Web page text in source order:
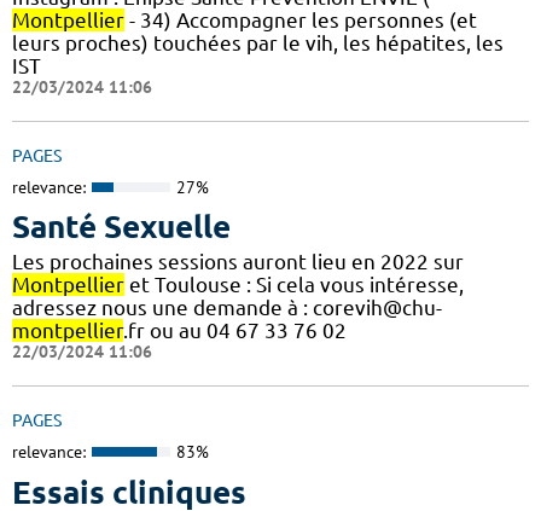
Montpellier - 34) Accompagner les personnes (et
leurs proches) touchées par le vih, les hépatites, les
IST
22/03/2024 11:06
PAGES
relevance: 27%
Santé Sexuelle
Les prochaines sessions auront lieu en 2022 sur
Montpellier et Toulouse : Si cela vous intéresse,
adressez nous une demande à : corevih@chu-
montpellier.fr ou au 04 67 33 76 02
22/03/2024 11:06
PAGES
relevance: 83%
Essais cliniques